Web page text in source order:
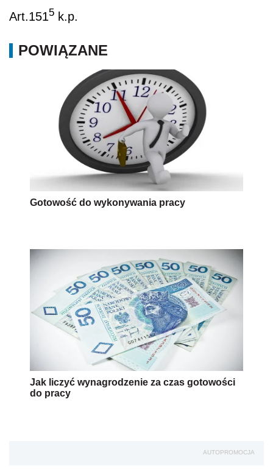
Art.1515 k.p.
POWIĄZANE
Gotowość do wykonywania pracy
Jak liczyć wynagrodzenie za czas gotowości
do pracy
AUTOPROMOCJA